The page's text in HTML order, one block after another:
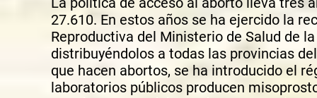
27.610. En estos años se ha ejercido la
Reproductiva del Ministerio de Salud de
distribuyéndolos a todas las provincias
que hacen abortos, se ha introducido el
laboratorios públicos producen